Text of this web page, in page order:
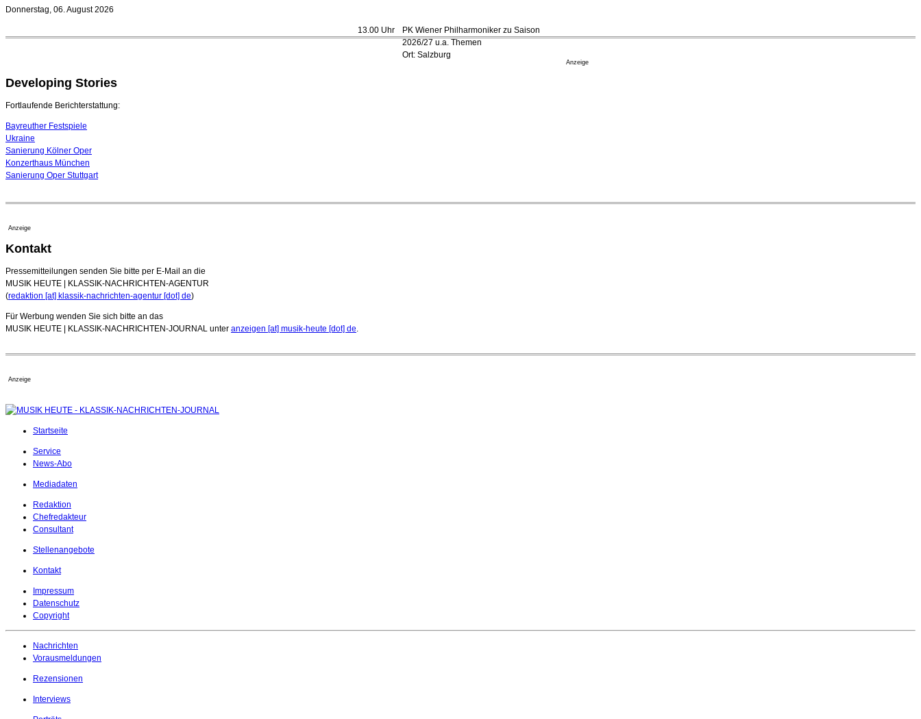
Festspiele
17. Juli 2026 - 18:03 Uhr
Donnerstag, 06. August 2026
13.00 Uhr
PK Wiener Philharmoniker zu Saison
2026/27 u.a. Themen
Ort: Salzburg
Anzeige
Developing Stories
Fortlaufende Berichterstattung:
Bayreuther Festspiele
Ukraine
Sanierung Kölner Oper
Konzerthaus München
Sanierung Oper Stuttgart
Anzeige
Kontakt
Pressemitteilungen senden Sie bitte per E-Mail an die
MUSIK HEUTE | KLASSIK-NACHRICHTEN-AGENTUR
(redaktion [at] klassik-nachrichten-agentur [dot] de)
Für Werbung wenden Sie sich bitte an das
MUSIK HEUTE | KLASSIK-NACHRICHTEN-JOURNAL unter anzeigen [at] musik-heute [dot] de.
Anzeige
Startseite
Service
News-Abo
Mediadaten
Redaktion
Chefredakteur
Consultant
Stellenangebote
Kontakt
Impressum
Datenschutz
Copyright
Nachrichten
Vorausmeldungen
Rezensionen
Interviews